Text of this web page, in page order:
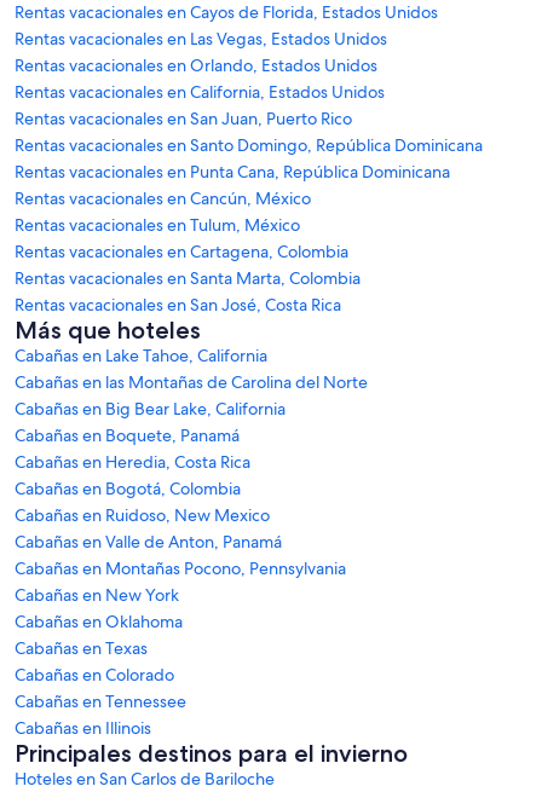
Rentas vacacionales en Cayos de Florida, Estados Unidos
Rentas vacacionales en Las Vegas, Estados Unidos
Rentas vacacionales en Orlando, Estados Unidos
Rentas vacacionales en California, Estados Unidos
Rentas vacacionales en San Juan, Puerto Rico
Rentas vacacionales en Santo Domingo, República Dominicana
Rentas vacacionales en Punta Cana, República Dominicana
Rentas vacacionales en Cancún, México
Rentas vacacionales en Tulum, México
Rentas vacacionales en Cartagena, Colombia
Rentas vacacionales en Santa Marta, Colombia
Rentas vacacionales en San José, Costa Rica
Más que hoteles
Cabañas en Lake Tahoe, California
Cabañas en las Montañas de Carolina del Norte
Cabañas en Big Bear Lake, California
Cabañas en Boquete, Panamá
Cabañas en Heredia, Costa Rica
Cabañas en Bogotá, Colombia
Cabañas en Ruidoso, New Mexico
Cabañas en Valle de Anton, Panamá
Cabañas en Montañas Pocono, Pennsylvania
Cabañas en New York
Cabañas en Oklahoma
Cabañas en Texas
Cabañas en Colorado
Cabañas en Tennessee
Cabañas en Illinois
Principales destinos para el invierno
Hoteles en San Carlos de Bariloche